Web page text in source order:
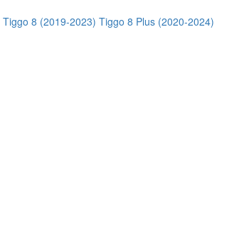
Tiggo 8 (2019-2023) Tiggo 8 Plus (2020-2024)